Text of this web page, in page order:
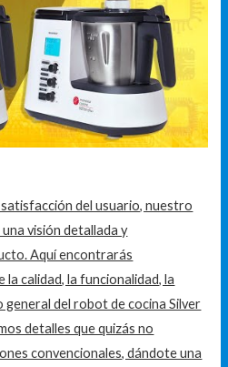
del usuario, nuestro
visión detallada y
Aquí encontrarás
calidad, la funcionalidad, la
general del robot de cocina Silver
detalles que quizás no
convencionales, dándote una